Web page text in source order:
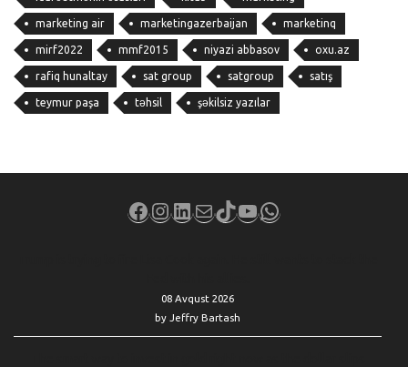
marketing air marketingazerbaijan marketinq
mirf2022 mmf2015 niyazi abbasov oxu.az
rafiq hunaltay sat group satgroup satış
teymur paşa təhsil şəkilsiz yazılar
Facebook
Instagram
LinkedIn
MailTikTok
YouTube
WhatsApp
08 Avqust 2026
by Jeffry Bartash